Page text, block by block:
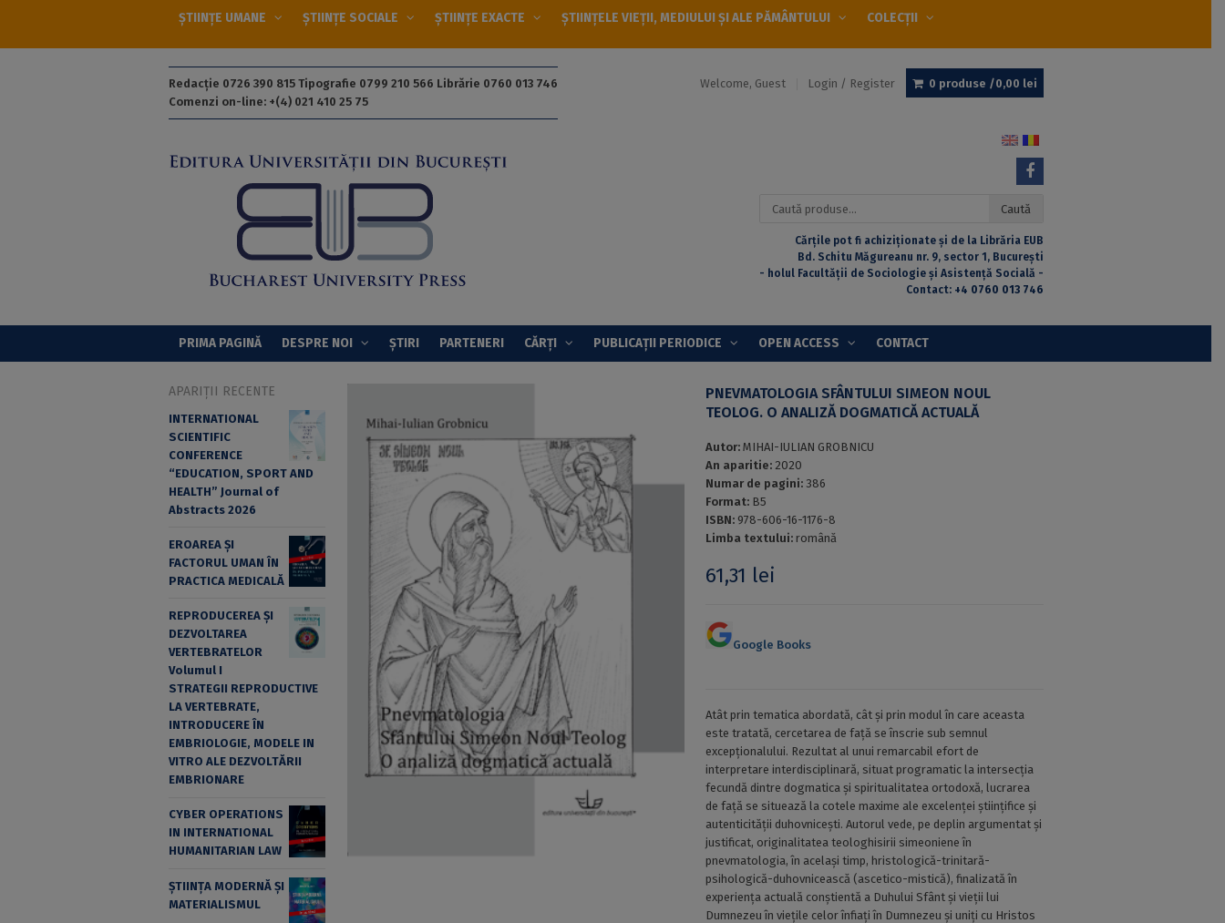
ȘTIINȚE UMANE ȘTIINȚE SOCIALE ȘTIINȚE EXACTE ȘTIINȚELE VIEȚII, MEDIULUI ȘI ALE PĂMÂNTULUI COLECȚII
Redacție 0726 390 815 Tipografie 0799 210 566 Librărie 0760 013 746
Comenzi on-line: +(4) 021 410 25 75
Welcome, Guest Login / Register 0 produse /0,00 lei
Caută
Caută
Cărțile pot fi achiziționate și de la Librăria EUB
Bd. Schitu Măgureanu nr. 9, sector 1, București
- holul Facultății de Sociologie și Asistență Socială -
Contact: +4 0760 013 746
PRIMA PAGINĂ DESPRE NOI ȘTIRI PARTENERI CĂRȚI PUBLICAȚII PERIODICE OPEN ACCESS CONTACT
PNEVMATOLOGIA SFÂNTULUI SIMEON NOUL
TEOLOG. O ANALIZĂ DOGMATICĂ ACTUALĂ
Autor:MIHAI-IULIAN GROBNICU
An aparitie: 2020
Numar de pagini: 386
Format: B5
ISBN: 978-606-16-1176-8
Limba textului: română
61,31 lei
Google Books
Atât prin tematica abordată, cât şi prin modul în care aceasta
este tratată, cercetarea de față se înscrie sub semnul
excepționalului. Rezultat al unui remarcabil efort de
interpretare interdisciplinară, situat programatic la intersecția
fecundă dintre dogmatica și spiritualitatea ortodoxă, lucrarea
de față se situează la cotele maxime ale excelenței științifice și
autenticității duhovnicești. Autorul vede, pe deplin argumentat și
justificat, originalitatea teologhisirii simeoniene în
pnevmatologia, în același timp, hristologică-trinitară-
psihologică-duhovnicească (ascetico-mistică), finalizată în
experiența actuală conștientă a Duhului Sfânt și vieții lui
Dumnezeu în viețile celor înfiați în Dumnezeu și uniți cu Hristos
APARIȚII RECENTE
INTERNATIONAL
SCIENTIFIC
CONFERENCE
“EDUCATION, SPORT AND
HEALTH” Journal of
Abstracts 2026
EROAREA ȘI
FACTORUL UMAN ÎN
PRACTICA MEDICALĂ
REPRODUCEREA ȘI
DEZVOLTAREA
VERTEBRATELOR
Volumul I
STRATEGII REPRODUCTIVE
LA VERTEBRATE,
INTRODUCERE ÎN
EMBRIOLOGIE, MODELE IN
VITRO ALE DEZVOLTĂRII
EMBRIONARE
CYBER OPERATIONS
IN INTERNATIONAL
HUMANITARIAN LAW
ȘTIINȚA MODERNĂ ȘI
MATERIALISMUL